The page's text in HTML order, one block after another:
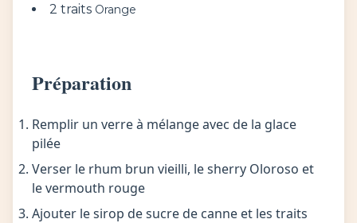
2 traits Orange
Préparation
Remplir un verre à mélange avec de la glace
pilée
Verser le rhum brun vieilli, le sherry Oloroso et
le vermouth rouge
Ajouter le sirop de sucre de canne et les traits